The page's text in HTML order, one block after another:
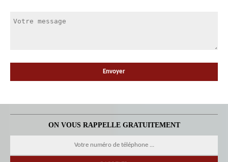
ON VOUS RAPPELLE GRATUITEMENT